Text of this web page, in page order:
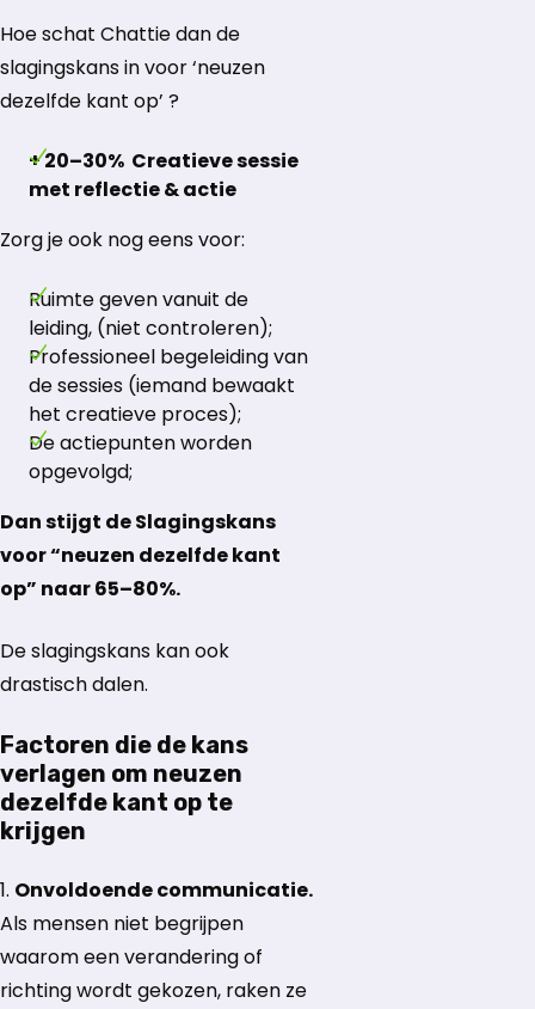
Hoe schat Chattie dan de
slagingskans in voor ‘neuzen
dezelfde kant op’ ?
+ 20–30% Creatieve sessie
met reflectie & actie
Zorg je ook nog eens voor:
Ruimte geven vanuit de
leiding, (niet controleren);
Professioneel begeleiding van
de sessies (iemand bewaakt
het creatieve proces);
De actiepunten worden
opgevolgd;
Dan stijgt de Slagingskans
voor “neuzen dezelfde kant
op” naar 65–80%.
De slagingskans kan ook
drastisch dalen.
Factoren die de kans
verlagen om neuzen
dezelfde kant op te
krijgen
1. Onvoldoende communicatie.
Als mensen niet begrijpen
waarom een verandering of
richting wordt gekozen, raken ze